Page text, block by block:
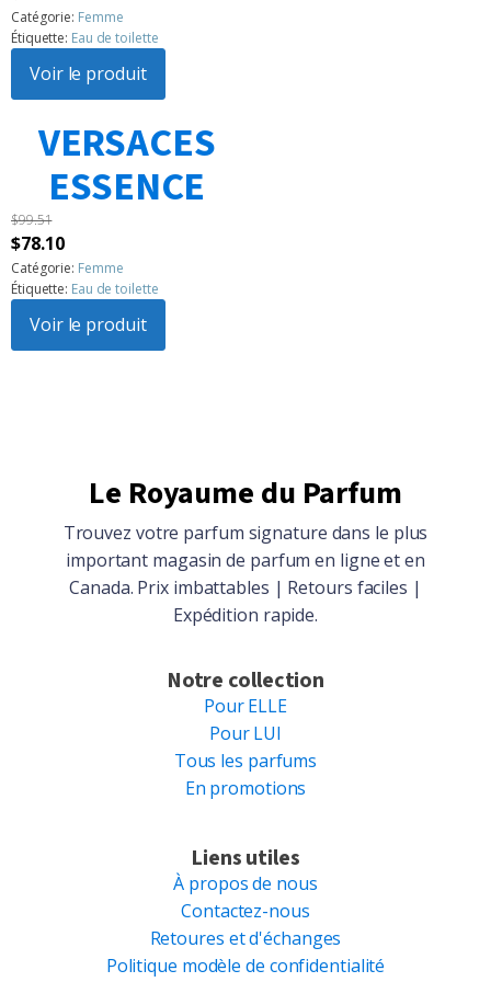
prix
initial
était :
$104.86.
prix
actuel
est :
$94.15.
Catégorie: Femme
Étiquette: Eau de toilette
Voir le produit
VERSACES
ESSENCE
$99.51
Le
prix
initial
était :
$99.51.
$78.10Le
prix
actuel
est :
$78.10.
Catégorie: Femme
Étiquette: Eau de toilette
Voir le produit
Le Royaume du Parfum
Trouvez votre parfum signature dans le plus
important magasin de parfum en ligne et en
Canada. Prix imbattables | Retours faciles |
Expédition rapide.
Notre collection
Pour ELLE
Pour LUI
Tous les parfums
En promotions
Liens utiles
À propos de nous
Contactez-nous
Retoures et d'échanges
Politique modèle de confidentialité